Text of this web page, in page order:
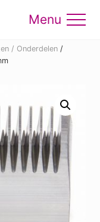
Menu
/ Onderdelen /